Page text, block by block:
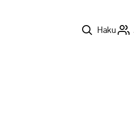
TopHaku